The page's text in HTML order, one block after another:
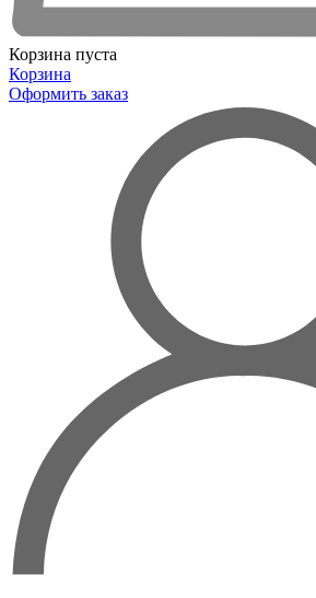
Корзина пуста
Корзина
Оформить заказ